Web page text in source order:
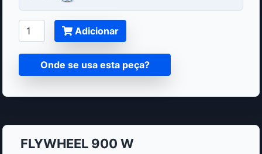
Adicionar
Onde se usa esta peça?
FLYWHEEL 900 W